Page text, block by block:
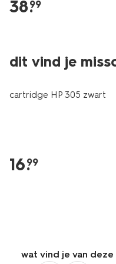
38.
99
dit vind je
cartridge HP 305 zwart
16.
99
wat vind je van deze